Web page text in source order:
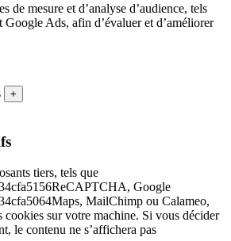
de mesure et d’analyse d’audience, tels
Ads, afin d’évaluer et d’améliorer
+
tiers, tels que
Google
MailChimp ou Calameo,
cookies sur votre machine. Si vous décider
le contenu ne s’affichera pas